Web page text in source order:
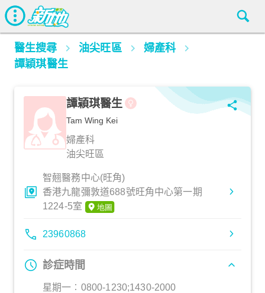
醫生搜尋 油尖旺區
婦產科
譚穎琪醫生
譚穎琪醫生
Tam Wing Kei
婦產科
油尖旺區
智翹醫務中心(旺角)
香港九龍彌敦道688號旺角中心第一期
1224-5室
23960868
診症時間
星期一︰0800-1230;1430-2000